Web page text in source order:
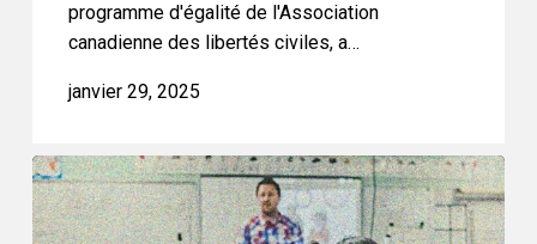
programme d'égalité de l'Association
canadienne des libertés civiles, a…
janvier 29, 2025
L’ACLC
se
félicite